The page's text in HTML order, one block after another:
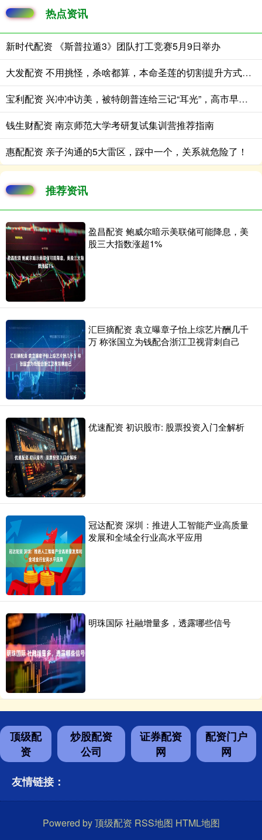
热点资讯
新时代配资 《斯普拉遁3》团队打工竞赛5月9日举办
大发配资 不用挑怪，杀啥都算，本命圣莲的切割提升方式太省心了
宝利配资 兴冲冲访美，被特朗普连给三记“耳光”，高市早苗脸上笑容僵硬了
钱生财配资 南京师范大学考研复试集训营推荐指南
惠配配资 亲子沟通的5大雷区，踩中一个，关系就危险了！
推荐资讯
盈昌配资 鲍威尔暗示美联储可能降息，美
股三大指数涨超1%
汇巨摘配资 袁立曝章子怡上综艺片酬几千
万 称张国立为钱配合浙江卫视背刺自己
优速配资 初识股市: 股票投资入门全解析
冠达配资 深圳：推进人工智能产业高质量
发展和全域全行业高水平应用
明珠国际 社融增量多，透露哪些信号
顶级配
资
炒股配资
公司
证券配资
网
配资门户
网
友情链接：
Powered by顶级配资 RSS地图 HTML地图